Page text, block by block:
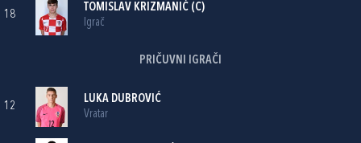
18
TOMISLAV KRIZMANIĆ (C)
Igrač
PRIČUVNI IGRAČI
12
LUKA DUBROVIĆ
Vratar